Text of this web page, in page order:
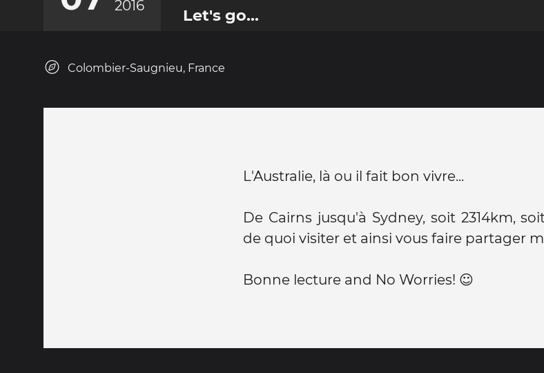
2016 Let's go...
Colombier-Saugnieu, France
L'Australie, là ou il fait bon vivre...
De Cairns jusqu'à Sydney, soit 2314km,
de quoi visiter et ainsi vous faire partager
Bonne lecture and No Worries! ☺